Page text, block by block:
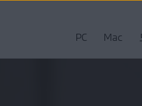
PC Mac